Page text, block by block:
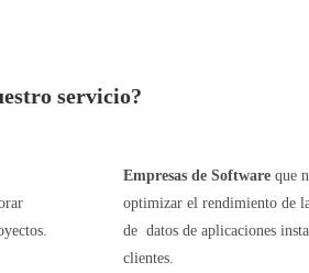
servicio?
Empresas de Software que
optimizar el rendimiento de
de datos de aplicaciones
clientes.